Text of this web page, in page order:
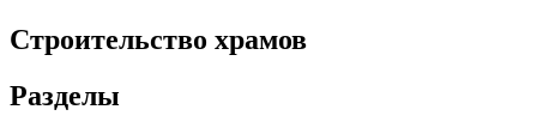
Строительство храмов
Разделы